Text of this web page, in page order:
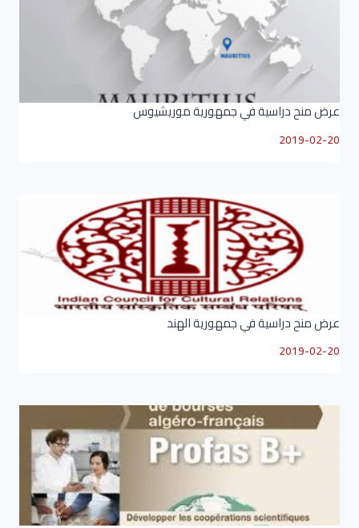
عرض منح دراسية في جمهورية موريشيوس
2019-02-20
عرض منح دراسية في جمهورية الهند
2019-02-20